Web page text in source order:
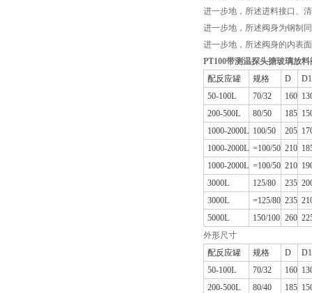
进一步地，所述进料接口、
进一步地，所述阀身为钢制
进一步地，所述阀身的内表
PT100带测温探头搪玻璃放料
配反应罐
规格 D
D1
50-100L
70/32 160
200-500L
80/50 185
1000-2000L 100/50 205
1000-2000L =100/50 210
1000-2000L =100/50 210
3000L
125/80 235
3000L
=125/80 235
5000L
150/100 260
外形尺寸
配反应罐
规格 D
D1
50-100L
70/32 160
200-500L
80/40 185